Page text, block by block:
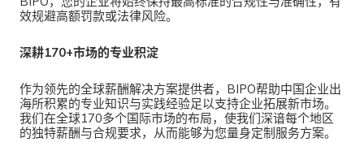
效规避高额罚款或法律风险。
深耕170+市场的专业积淀
作为领先的全球薪酬解决方案提供者， BIPO帮助中国企业出
海所积累的专业知识与实践经验足以支持企业拓展新市场。
我们在全球170多个国际市场的布局，使我们深谙每个地区
的独特薪酬与合规要求，从而能够为您量身定制服务方案。